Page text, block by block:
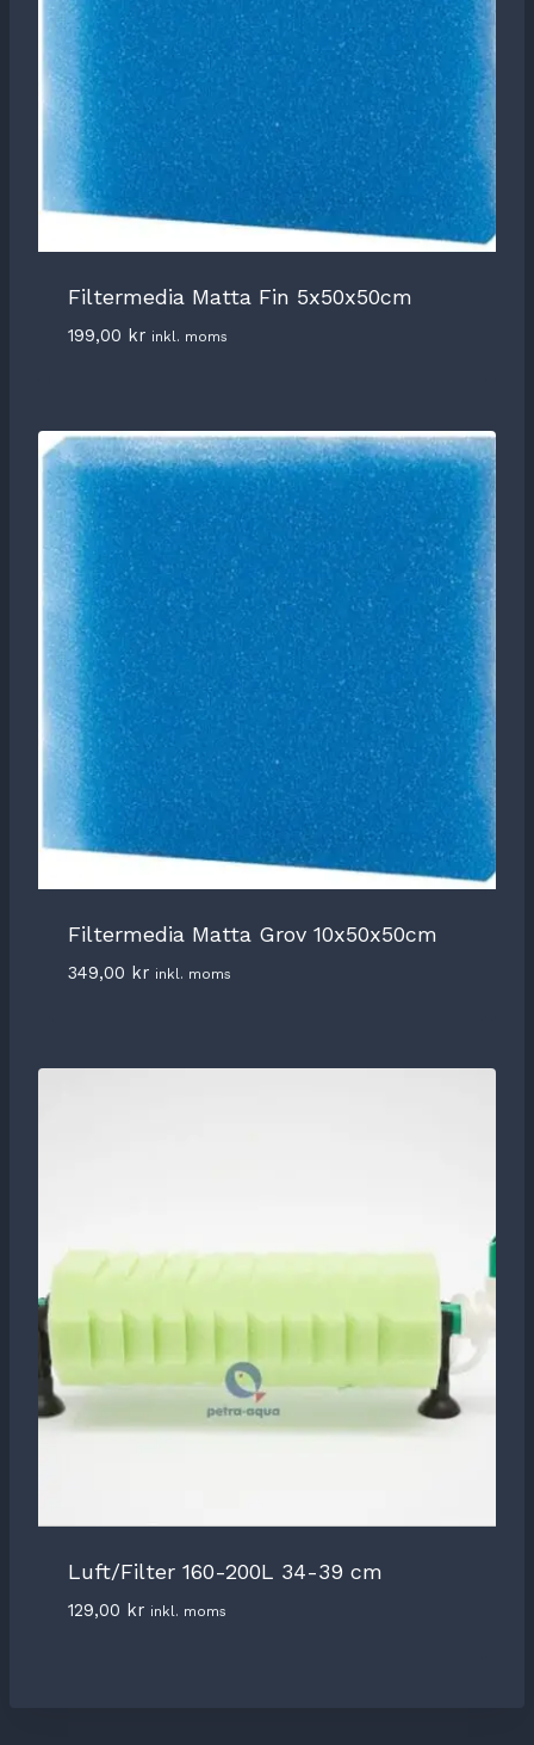
Filtermedia Matta Fin 5x50x50cm
199,00 kr inkl. moms
Filtermedia Matta Grov 10x50x50cm
349,00 kr inkl. moms
Luft/Filter 160-200L 34-39 cm
129,00 kr inkl. moms